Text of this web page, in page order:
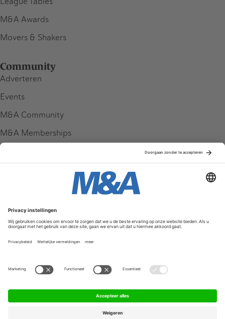
M&A Awards
Movers & Shakers
Community
Adverteren
Events
M&A Community
M&A Memberships
Service & Contact
Contact
FAQ
Werken bij ons
Algemene Voorwaarden